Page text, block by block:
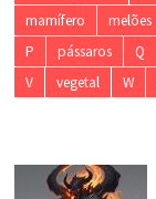
mamífero
melões
P
pássaros Q
V
vegetal W